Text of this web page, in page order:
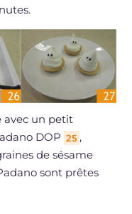
avec un petit
DOP 25 ,
de sésame
sont prêtes